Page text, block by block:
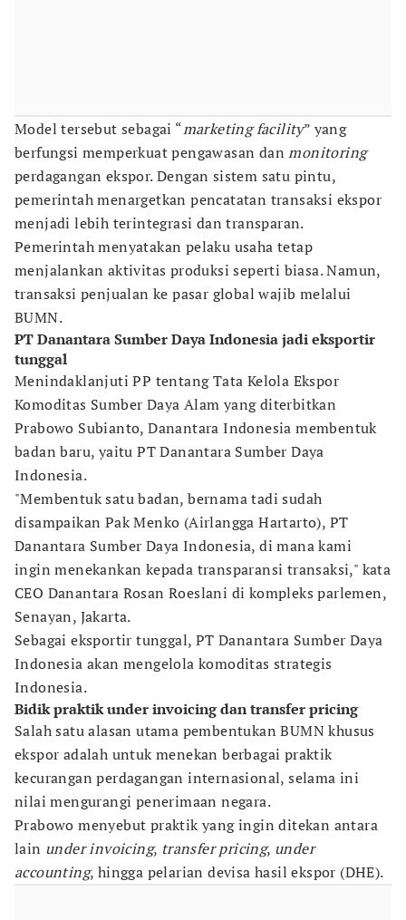
Model tersebut sebagai “marketing facility” yang
berfungsi memperkuat pengawasan danmonitoring
perdagangan ekspor. Dengan sistem satu pintu,
pemerintah menargetkan pencatatan transaksi ekspor
menjadi lebih terintegrasi dan transparan.
Pemerintah menyatakan pelaku usaha tetap
menjalankan aktivitas produksi seperti biasa. Namun,
transaksi penjualan ke pasar global wajib melalui
BUMN.
PT Danantara Sumber Daya Indonesia jadi eksportir
tunggal
Menindaklanjuti PP tentang Tata Kelola Ekspor
Komoditas Sumber Daya Alam yang diterbitkan
Prabowo Subianto, Danantara Indonesia membentuk
badan baru, yaitu PT Danantara Sumber Daya
Indonesia.
"Membentuk satu badan, bernama tadi sudah
disampaikan Pak Menko (Airlangga Hartarto), PT
Danantara Sumber Daya Indonesia, di mana kami
ingin menekankan kepada transparansi transaksi," kata
CEO Danantara Rosan Roeslani di kompleks parlemen,
Senayan, Jakarta.
Sebagai eksportir tunggal, PT Danantara Sumber Daya
Indonesia akan mengelola komoditas strategis
Indonesia.
Bidik praktik under invoicing dan transfer pricing
Salah satu alasan utama pembentukan BUMN khusus
ekspor adalah untuk menekan berbagai praktik
kecurangan perdagangan internasional, selama ini
nilai mengurangi penerimaan negara.
Prabowo menyebut praktik yang ingin ditekan antara
lain under invoicing, transfer pricing, under
accounting, hingga pelarian devisa hasil ekspor (DHE).